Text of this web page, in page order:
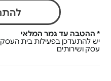
* ההטבה עד גמר המלאי
יש להתעדכן בפעילות בית
עסק ושירותים